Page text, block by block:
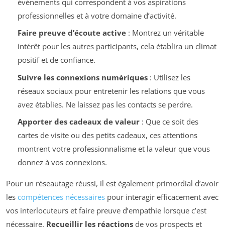
professionnelles et à votre domaine d’activité.
Faire preuve d’écoute active: Montrez un véritable
intérêt pour les autres participants, cela établira un climat
positif et de confiance.
Suivre les connexions numériques: Utilisez les
réseaux sociaux pour entretenir les relations que vous
avez établies. Ne laissez pas les contacts se perdre.
Apporter des cadeaux de valeur: Que ce soit des
cartes de visite ou des petits cadeaux, ces attentions
montrent votre professionnalisme et la valeur que vous
donnez à vos connexions.
Pour un réseautage réussi, il est également primordial d’avoir
les compétences nécessaires pour interagir efficacement avec
vos interlocuteurs et faire preuve d’empathie lorsque c’est
nécessaire. Recueillir les réactions de vos prospects et